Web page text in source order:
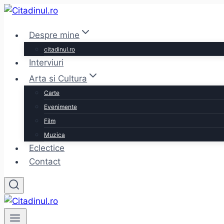
Skip
contentDespre mine
citadinul.ro
Interviuri
Arta si Cultura
Carte
Evenimente
Film
Muzica
Eclectice
Contact